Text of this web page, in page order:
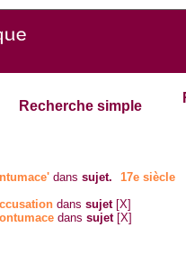
Recherche simple
danssujet.
17e siècle
danssujet [X]
danssujet [X]